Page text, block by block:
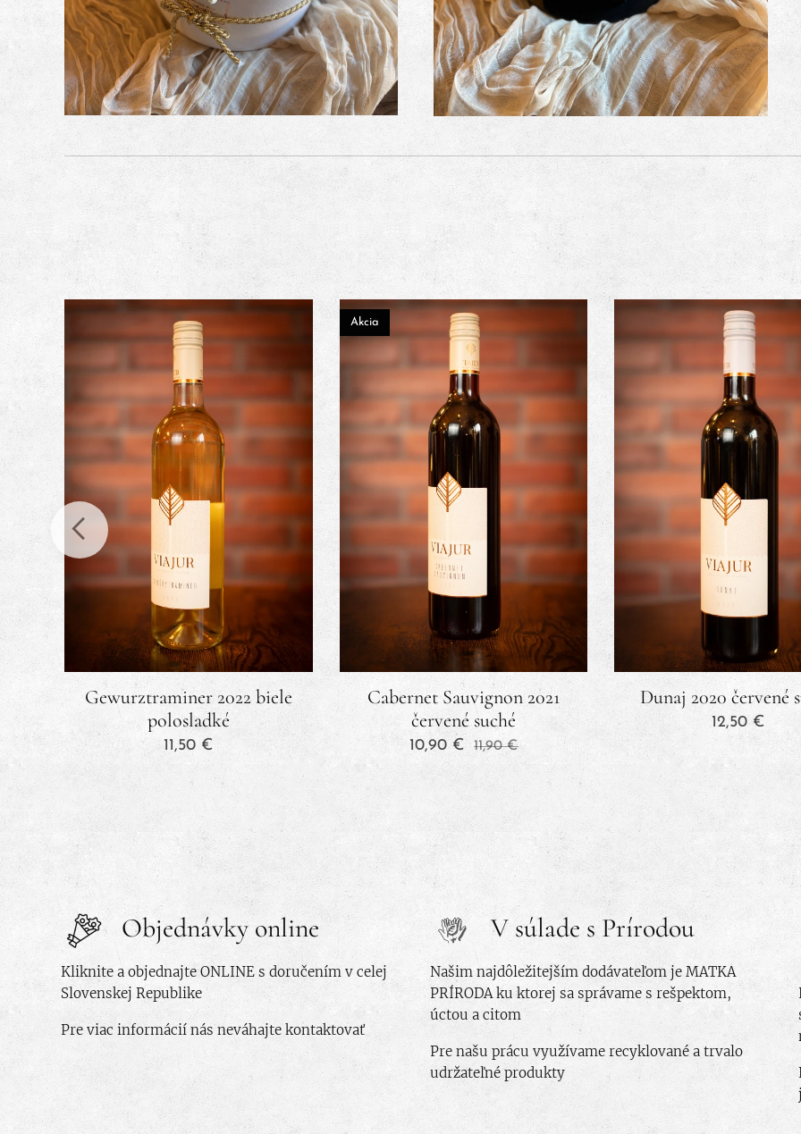
Gewurztraminer 2022 biele
polosladké
11,50 €
Cabernet Sauvignon 2021
červené suché
Akcia
10,90€ 11,90€
Dunaj 2020 červené
12,50 €
Objednávky online
Kliknite a objednajte ONLINE s doručením v celej
Slovenskej Republike
Pre viac informácií nás neváhajte kontaktovať
V súlade s Prírodou
Našim najdôležitejším dodávateľom je MATKA
PRÍRODA ku ktorej sa správame s rešpektom,
úctou a citom
Pre našu prácu využívame recyklované a trvalo
udržateľné produkty